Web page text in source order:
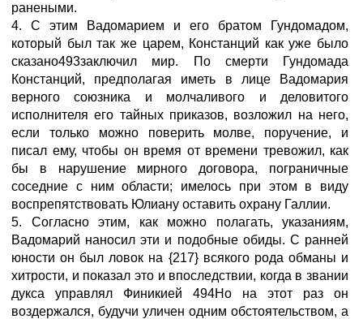
ранеными.
4. С этим Вадомарием и его братом Гундомадом,
который был так же царем, Констанций как уже было
сказано493заключил мир. По смерти Гундомада
Констанций, предполагая иметь в лице Вадомария
верного союзника и молчаливого и деловитого
исполнителя его тайных приказов, возложил на него,
если только можно поверить молве, поручение, и
писал ему, чтобы он время от времени тревожил, как
бы в нарушение мирного договора, пограничные
соседние с ним области; имелось при этом в виду
воспрепятствовать Юлиану оставить охрану Галлии.
5. Согласно этим, как можно полагать, указаниям,
Вадомарий наносил эти и подобные обиды. С ранней
юности он был ловок на {217} всякого рода обманы и
хитрости, и показал это и впоследствии, когда в звании
дукса управлял Финикией 494Но на этот раз он
воздержался, будучи уличен одним обстоятельством, а